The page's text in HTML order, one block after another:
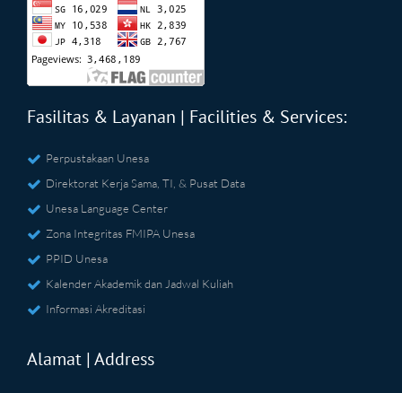
Fasilitas & Layanan | Facilities & Services:
Perpustakaan Unesa
Direktorat Kerja Sama, TI, & Pusat Data
Unesa Language Center
Zona Integritas FMIPA Unesa
PPID Unesa
Kalender Akademik dan Jadwal Kuliah
Informasi Akreditasi
Alamat | Address